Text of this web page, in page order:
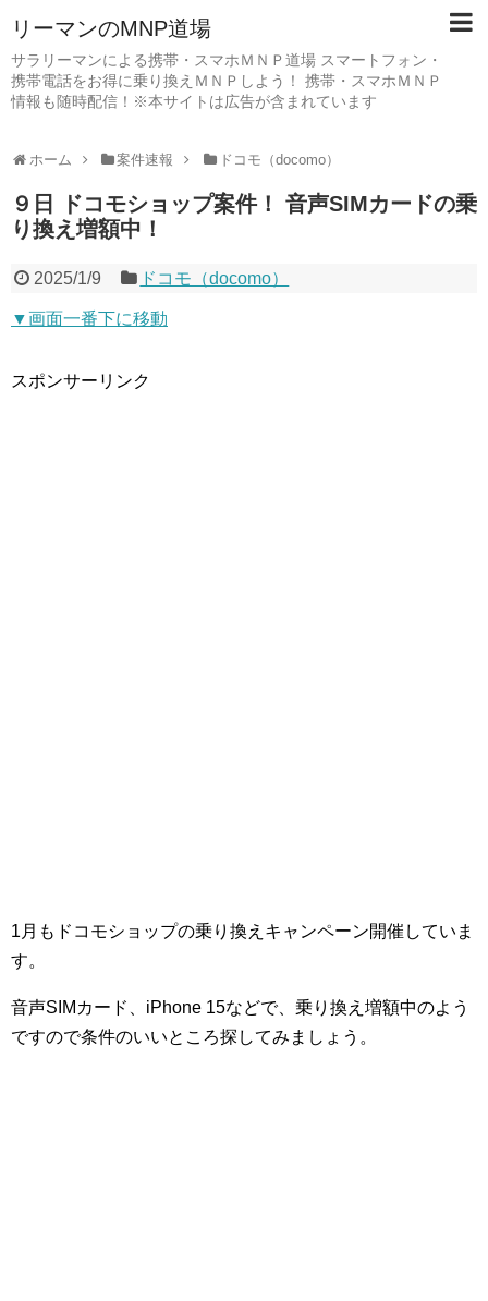
リーマンのMNP道場
サラリーマンによる携帯・スマホＭＮＰ道場 スマートフォン・
携帯電話をお得に乗り換えＭＮＰしよう！ 携帯・スマホＭＮＰ
情報も随時配信！※本サイトは広告が含まれています
ホーム 案件速報 ドコモ（docomo）
９日 ドコモショップ案件！ 音声SIMカードの乗
り換え増額中！
2025/1/9 ドコモ（docomo）
▼画面一番下に移動
スポンサーリンク
1月もドコモショップの乗り換えキャンペーン開催していま
す。
音声SIMカード、iPhone 15などで、乗り換え増額中のよう
ですので条件のいいところ探してみましょう。